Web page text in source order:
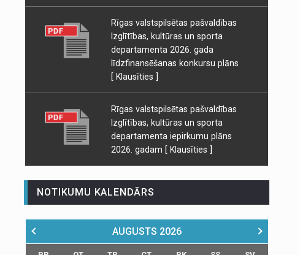
Rīgas valstspilsētas pašvaldības
Izglītības, kultūras un sporta
departamenta 2026. gada
līdzfinansēšanas konkursu plāns
[ Klausīties ]
Rīgas valstspilsētas pašvaldības
Izglītības, kultūras un sporta
departamenta iepirkumu plāns
2026. gadam [ Klausīties ]
NOTIKUMU KALENDĀRS
AUGUSTS 2026